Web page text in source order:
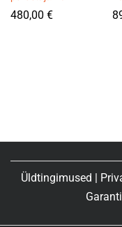
480,00 €
Üldtingimused |